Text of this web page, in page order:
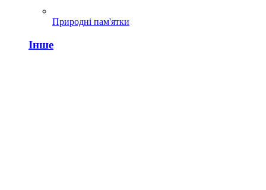
Природні пам'ятки
Інше